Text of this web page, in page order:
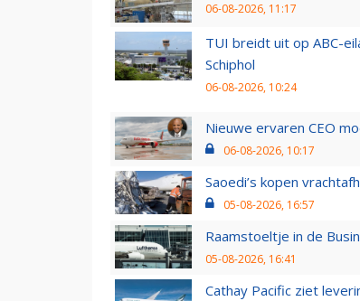
06-08-2026, 11:17
TUI breidt uit op ABC-
Schiphol
06-08-2026, 10:24
Nieuwe ervaren CEO
06-08-2026, 10:17
Saoedi’s kopen
05-08-2026, 16:57
Raamstoeltje in de
05-08-2026, 16:41
Cathay Pacific ziet